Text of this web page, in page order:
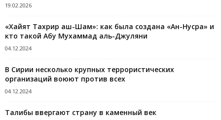
19.02.2026
«Хайят Тахрир аш-Шам»: как была создана «Ан-Нусра» и
кто такой Абу Мухаммад аль-Джуляни
04.12.2024
В Сирии несколько крупных террористических
организаций воюют против всех
04.12.2024
Талибы ввергают страну в каменный век